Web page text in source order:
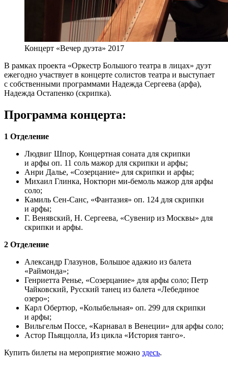
Концерт «Вечер дуэта» 2017
В рамках проекта «Оркестр Большого театра в лицах» дуэт
ежегодно участвует в концерте солистов театра и выступает
с собственными программами Надежда Сергеева (арфа),
Надежда Остапенко (скрипка).
Программа концерта:
1 Отделение
Людвиг Шпор, Концертная соната для скрипки
и арфы оп. 11 соль мажор для скрипки и арфы;
Анри Далье, «Созерцание» для скрипки и арфы;
Михаил Глинка, Ноктюрн ми-бемоль мажор для арфы
соло;
Камиль Сен-Санс, «Фантазия» оп. 124 для скрипки
и арфы;
Г. Венявский, Н. Сергеева, «Сувенир из Москвы» для
скрипки и арфы.
2 Отделение
Александр Глазунов, Большое адажио из балета
«Раймонда»;
Генриетта Ренье, «Созерцание» для арфы соло; Петр
Чайковский, Русский танец из балета «Лебединое
озеро»;
Карл Обертюр, «Колыбельная» оп. 299 для скрипки
и арфы;
Вильгельм Поссе, «Карнавал в Венеции» для арфы соло;
Астор Пьяццолла, Из цикла «История танго».
Купить билеты на мероприятие можно здесь.